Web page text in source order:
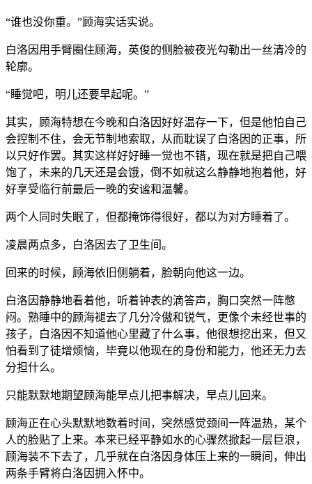
“谁也没你重。”顾海实话实说。
白洛因用手臂圈住顾海，英俊的侧脸被夜光勾勒出一丝清冷的
轮廓。
“睡觉吧，明儿还要早起呢。”
其实，顾海特想在今晚和白洛因好好温存一下，但是他怕自己
会控制不住，会无节制地索取，从而耽误了白洛因的正事，所
以只好作罢。其实这样好好睡一觉也不错，现在就是把自己喂
饱了，未来的几天还是会饿，倒不如就这么静静地抱着他，好
好享受临行前最后一晚的安谧和温馨。
两个人同时失眠了，但都掩饰得很好，都以为对方睡着了。
凌晨两点多，白洛因去了卫生间。
回来的时候，顾海依旧侧躺着，脸朝向他这一边。
白洛因静静地看着他，听着钟表的滴答声，胸口突然一阵憋
闷。熟睡中的顾海褪去了几分冷傲和锐气，更像个未经世事的
孩子，白洛因不知道他心里藏了什么事，他很想挖出来，但又
怕看到了徒增烦恼，毕竟以他现在的身份和能力，他还无力去
分担什么。
只能默默地期望顾海能早点儿把事解决，早点儿回来。
顾海正在心头默默地数着时间，突然感觉颈间一阵温热，某个
人的脸贴了上来。本来已经平静如水的心骤然掀起一层巨浪，
顾海装不下去了，几乎就在白洛因身体压上来的一瞬间，伸出
两条手臂将白洛因拥入怀中。